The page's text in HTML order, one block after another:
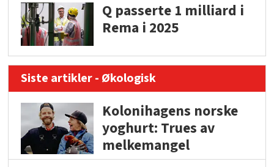
Q passerte 1 milliard i
Rema i 2025
Siste artikler - Økologisk
Kolonihagens norske
yoghurt: Trues av
melkemangel